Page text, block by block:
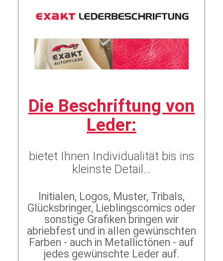
Die Beschriftung von
Leder:
bietet Ihnen Individualität bis ins
kleinste Detail...
Initialen, Logos, Muster, Tribals,
Glücksbringer, Lieblingscomics oder
sonstige Grafiken bringen wir
abriebfest und in allen gewünschten
Farben - auch in Metallictönen - auf
jedes gewünschte Leder auf.